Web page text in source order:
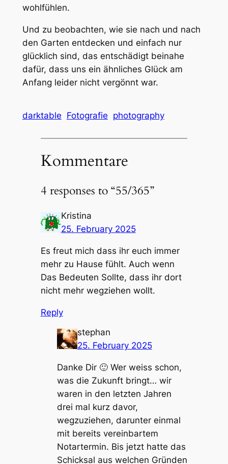
wohlfühlen.
Und zu beobachten, wie sie nach und nach
den Garten entdecken und einfach nur
glücklich sind, das entschädigt beinahe
dafür, dass uns ein ähnliches Glück am
Anfang leider nicht vergönnt war.
darktable Fotografie photography
Kommentare
4 responses to “55/365”
Kristina
25. February 2025
Es freut mich dass ihr euch immer
mehr zu Hause fühlt. Auch wenn
Das Bedeuten Sollte, dass ihr dort
nicht mehr wegziehen wollt.
Reply
stephan
25. February 2025
Danke Dir 🙂 Wer weiss schon,
was die Zukunft bringt… wir
waren in den letzten Jahren
drei mal kurz davor,
wegzuziehen, darunter einmal
mit bereits vereinbartem
Notartermin. Bis jetzt hatte das
Schicksal aus welchen Gründen